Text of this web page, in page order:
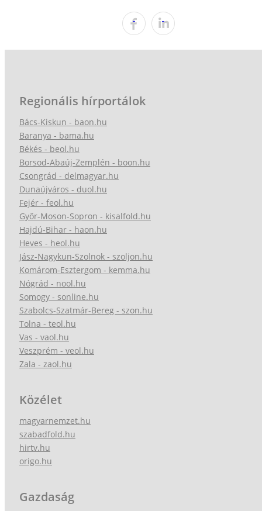
Regionális hírportálok
Bács-Kiskun - baon.hu
Baranya - bama.hu
Békés - beol.hu
Borsod-Abaúj-Zemplén - boon.hu
Csongrád - delmagyar.hu
Dunaújváros - duol.hu
Fejér - feol.hu
Győr-Moson-Sopron - kisalfold.hu
Hajdú-Bihar - haon.hu
Heves - heol.hu
Jász-Nagykun-Szolnok - szoljon.hu
Komárom-Esztergom - kemma.hu
Nógrád - nool.hu
Somogy - sonline.hu
Szabolcs-Szatmár-Bereg - szon.hu
Tolna - teol.hu
Vas - vaol.hu
Veszprém - veol.hu
Zala - zaol.hu
Közélet
magyarnemzet.hu
szabadfold.hu
hirtv.hu
origo.hu
Gazdaság